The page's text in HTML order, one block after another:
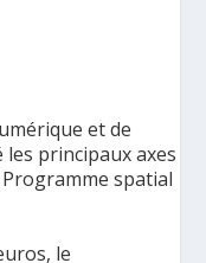
et de
les principaux axes
Programme spatial
le